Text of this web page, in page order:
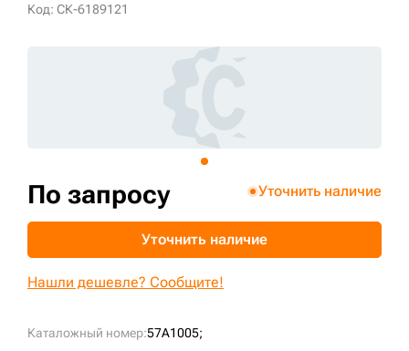
Код: СК-6189121
Каталожный номер:57A1005;
По запросу Уточнить наличие
Уточнить наличие
Нашли дешевле? Сообщите!
Контакты
+7 (499) 394-50-93